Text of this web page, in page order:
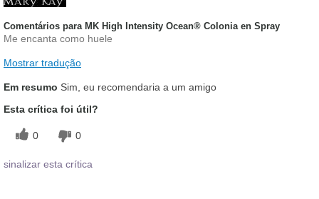
Comentários para MK High Intensity Ocean® Colonia en Spray
Me encanta como huele
Mostrar tradução
Em resumo Sim, eu recomendaria a um amigo
Esta crítica foi útil?
0 0
sinalizar esta crítica